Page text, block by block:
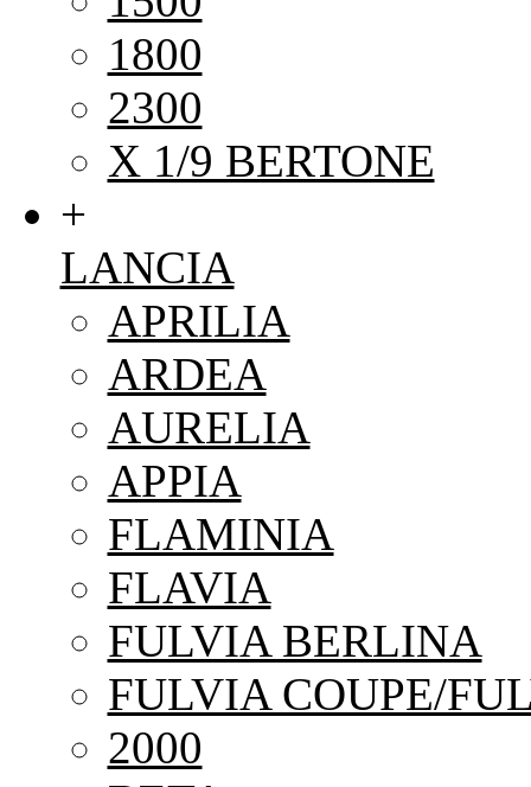
1800
2300
X 1/9 BERTONE
+
LANCIA
APRILIA
ARDEA
AURELIA
APPIA
FLAMINIA
FLAVIA
FULVIA BERLINA
FULVIA COUPE/
2000